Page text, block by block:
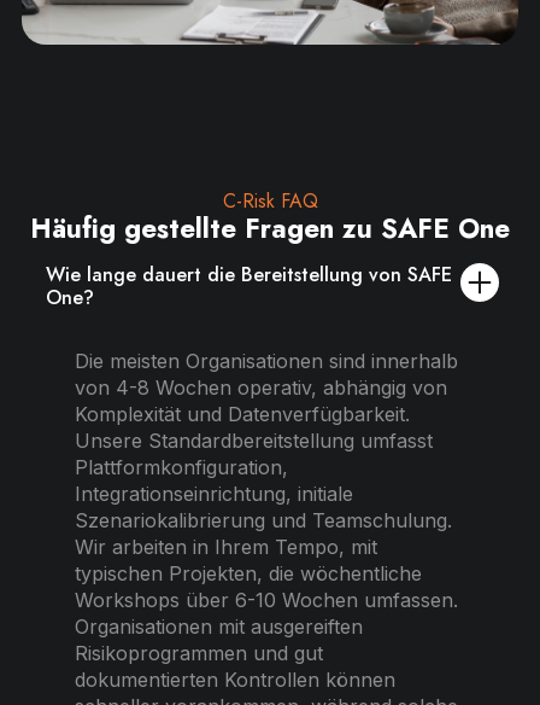
C-Risk FAQ
Häufig gestellte Fragen zu SAFE One
Wie lange dauert die Bereitstellung von SAFE
One?
Die meisten Organisationen sind innerhalb
von 4-8 Wochen operativ, abhängig von
Komplexität und Datenverfügbarkeit.
Unsere Standardbereitstellung umfasst
Plattformkonfiguration,
Integrationseinrichtung, initiale
Szenariokalibrierung und Teamschulung.
Wir arbeiten in Ihrem Tempo, mit
typischen Projekten, die wöchentliche
Workshops über 6-10 Wochen umfassen.
Organisationen mit ausgereiften
Risikoprogrammen und gut
dokumentierten Kontrollen können